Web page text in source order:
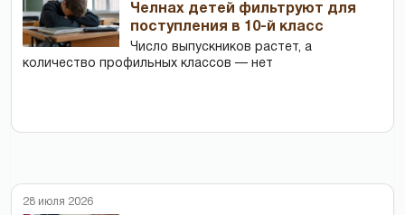
Челнах детей фильтруют для
поступления в 10-й класс
Число выпускников растет, а
количество профильных классов — нет
28 июля 2026